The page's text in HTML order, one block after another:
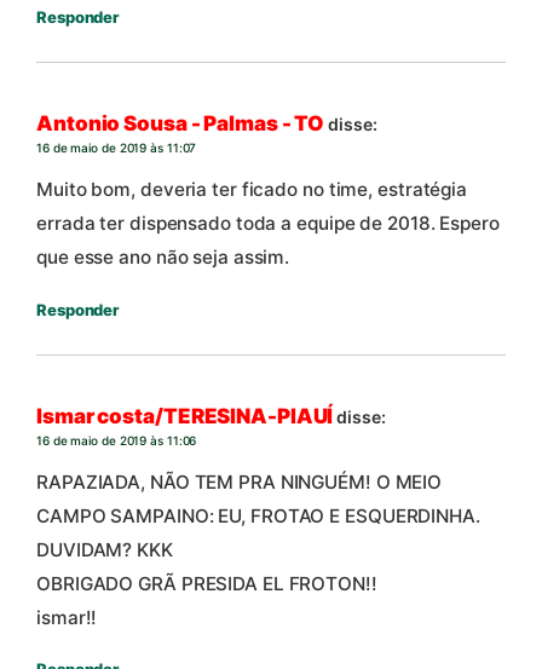
Responder
Antonio Sousa - Palmas - TO disse:
16 de maio de 2019 às 11:07
Muito bom, deveria ter ficado no time, estratégia
errada ter dispensado toda a equipe de 2018. Espero
que esse ano não seja assim.
Responder
Ismar costa/TERESINA-PIAUÍdisse:
16 de maio de 2019 às 11:06
RAPAZIADA, NÃO TEM PRA NINGUÉM! O MEIO
CAMPO SAMPAINO: EU, FROTAO E ESQUERDINHA.
DUVIDAM? KKK
OBRIGADO GRÃ PRESIDA EL FROTON!!
ismar!!